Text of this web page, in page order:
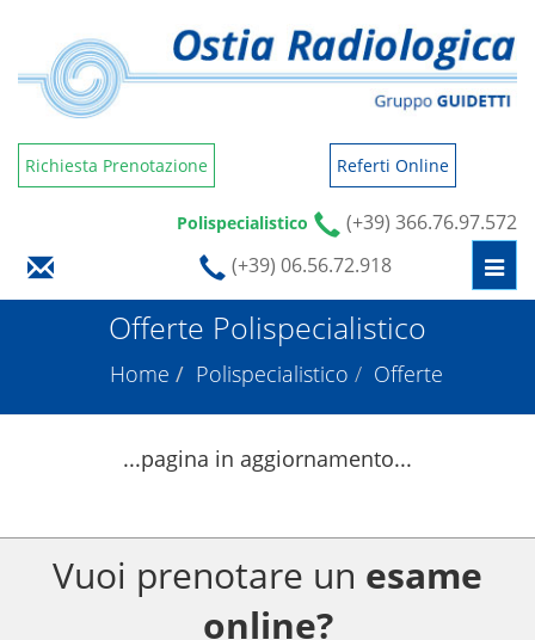
Richiesta Prenotazione Referti Online
Polispecialistico
(+39) 366.76.97.572
(+39) 06.56.72.918
Offerte Polispecialistico
Home Polispecialistico Offerte
...pagina in aggiornamento...
Vuoi prenotare un esame
online?